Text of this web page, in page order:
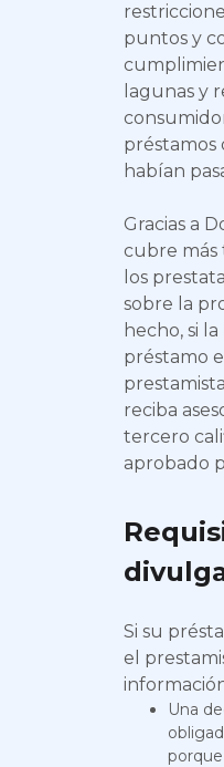
puntos y
lagunas y
préstamos
habían
Gracias a
cubre más
los
sobre la
hecho, si
préstamo
reciba
tercero
aprobado
Si su
el
Una